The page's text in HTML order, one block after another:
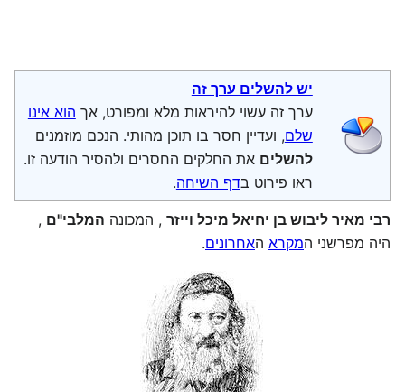
יש להשלים ערך זה
ערך זה עשוי להיראות מלא ומפורט, אך הוא אינו
שלם, ועדיין חסר בו תוכן מהותי. הנכם מוזמנים
להשלים את החלקים החסרים ולהסיר הודעה זו.
ראו פירוט בדף השיחה.
רבי מאיר ליבוש בן יחיאל מיכל וייזר , המכונה המלבי"ם ,
היה מפרשני המקרא האחרונים.